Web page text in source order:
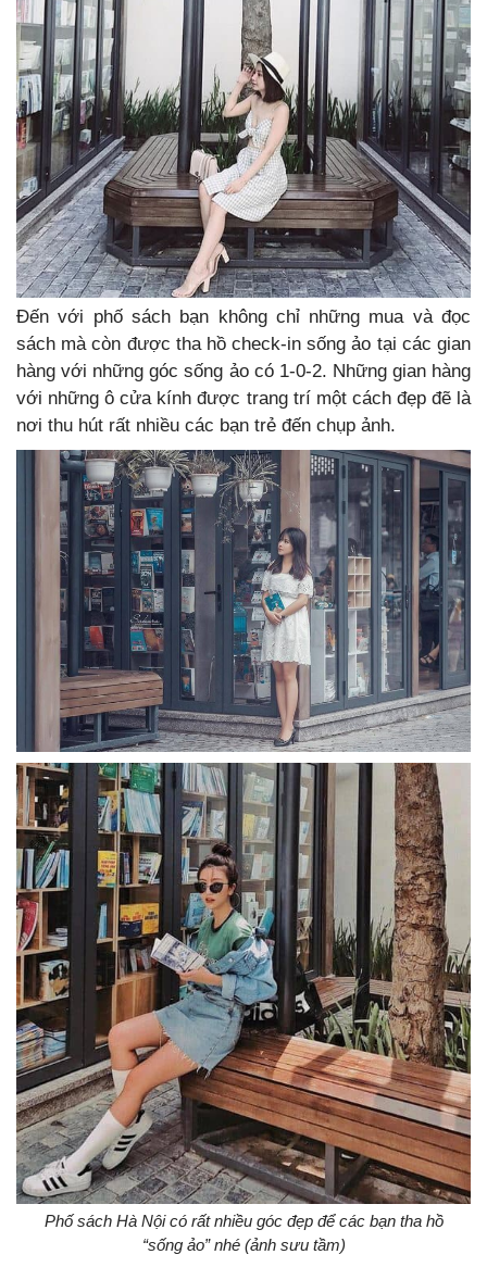
Đến với phố sách bạn không chỉ những mua và đọc
sách mà còn được tha hồ check-in sống ảo tại các gian
hàng với những góc sống ảo có 1-0-2. Những gian hàng
với những ô cửa kính được trang trí một cách đẹp đẽ là
nơi thu hút rất nhiều các bạn trẻ đến chụp ảnh.
Phố sách Hà Nội có rất nhiều góc đẹp để các bạn tha hồ
“sống ảo” nhé (ảnh sưu tầm)